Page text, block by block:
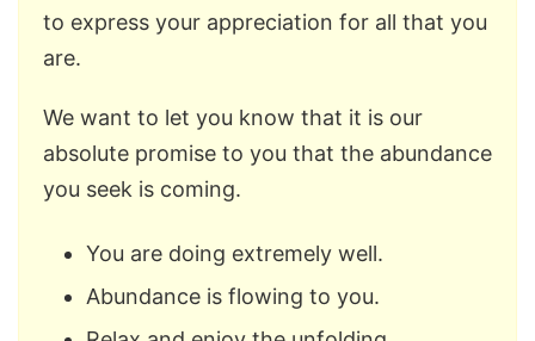
to express your appreciation for all that you
are.
We want to let you know that it is our
absolute promise to you that the abundance
you seek is coming.
You are doing extremely well.
Abundance is flowing to you.